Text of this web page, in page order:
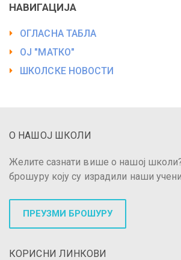
НАВИГАЦИЈА
ОГЛАСНА ТАБЛА
ОЈ "МАТКО"
ШКОЛСКЕ НОВОСТИ
О НАШОЈ ШКОЛИ
Желите сазнати више о нашој
брошуру коју су израдили наши
ПРЕУЗМИ БРОШУРУ
КОРИСНИ ЛИНКОВИ